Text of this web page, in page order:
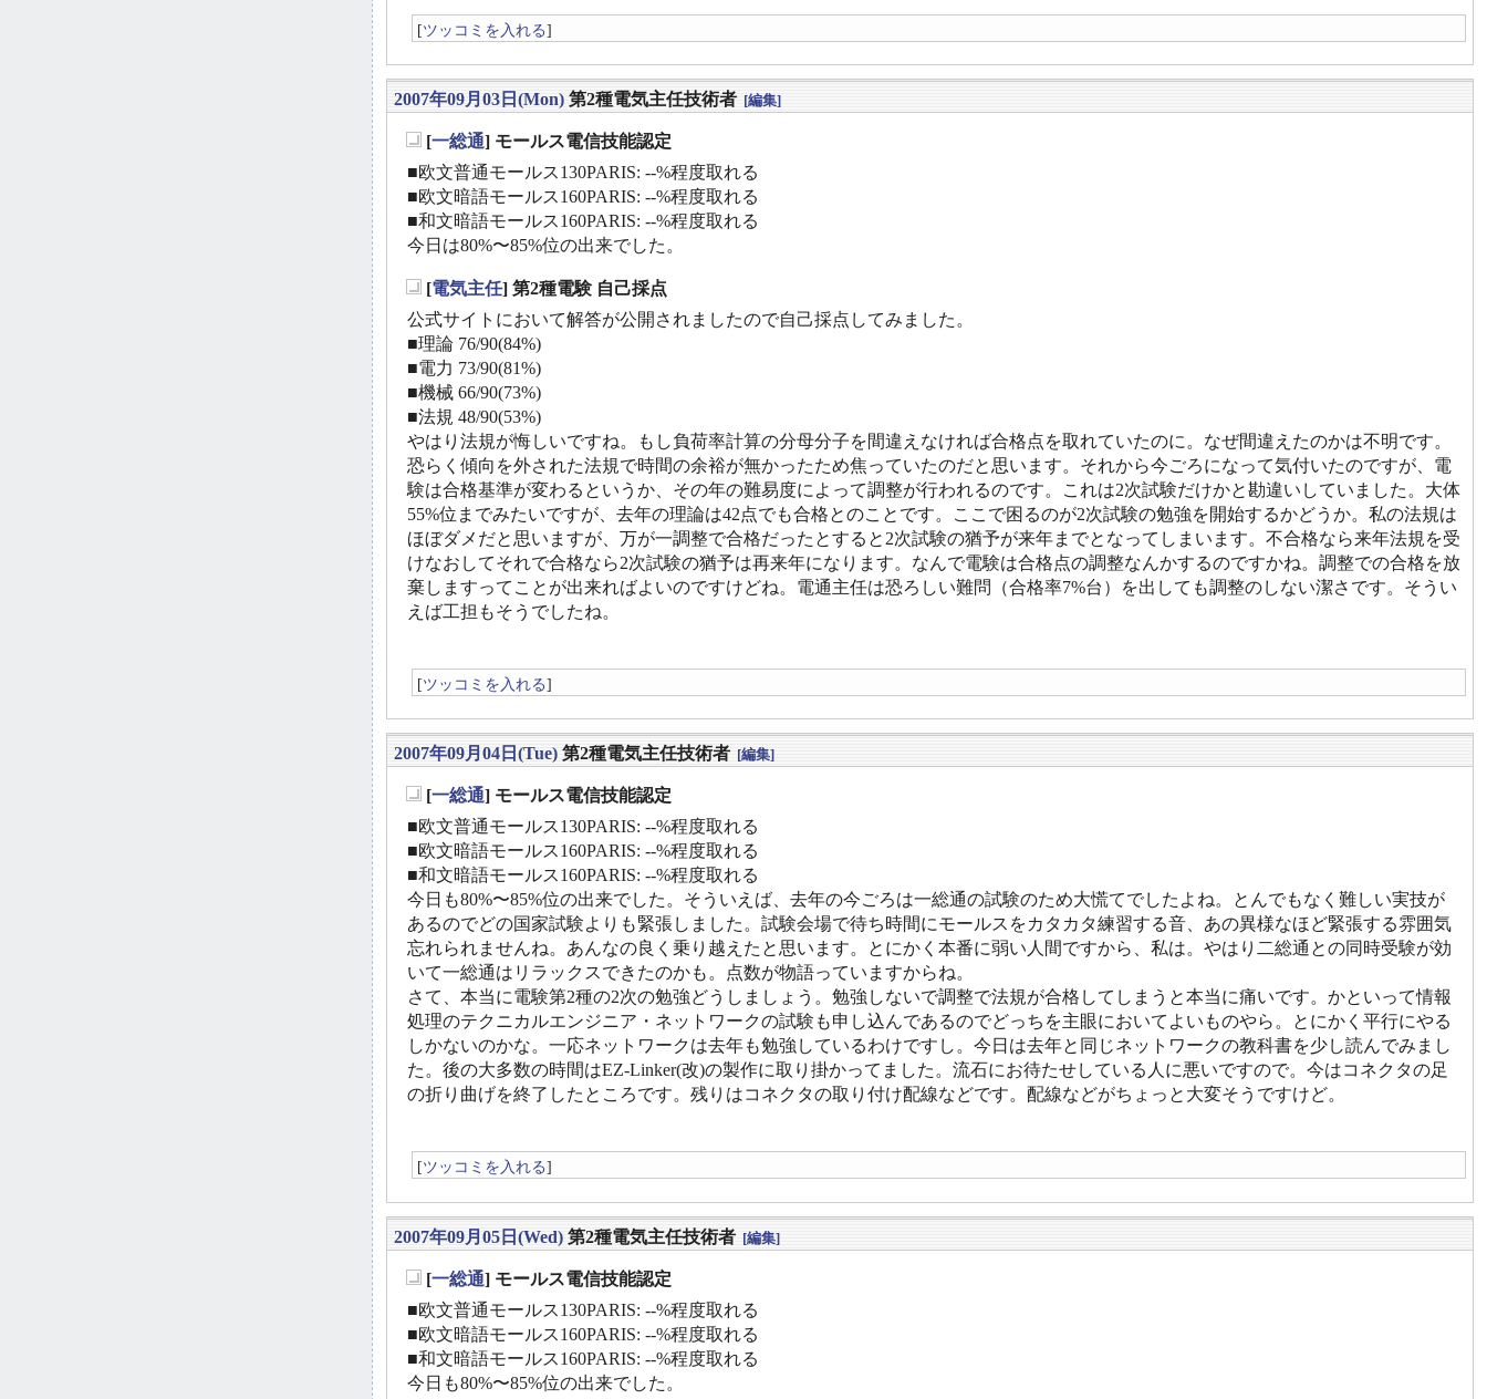
[ツッコミを入れる]
2007年09月03日(Mon) 第2種電気主任技術者 [編集]
[一総通] モールス電信技能認定
■欧文普通モールス130PARIS: --%程度取れる
■欧文暗語モールス160PARIS: --%程度取れる
■和文暗語モールス160PARIS: --%程度取れる
今日は80%〜85%位の出来でした。
[電気主任] 第2種電験 自己採点
公式サイトにおいて解答が公開されましたので自己採点してみました。
■理論 76/90(84%)
■電力 73/90(81%)
■機械 66/90(73%)
■法規 48/90(53%)
やはり法規が悔しいですね。もし負荷率計算の分母分子を間違えなければ合格点を取れていたのに。なぜ間違えたのかは不明です。
恐らく傾向を外された法規で時間の余裕が無かったため焦っていたのだと思います。それから今ごろになって気付いたのですが、電
験は合格基準が変わるというか、その年の難易度によって調整が行われるのです。これは2次試験だけかと勘違いしていました。大体
55%位までみたいですが、去年の理論は42点でも合格とのことです。ここで困るのが2次試験の勉強を開始するかどうか。私の法規は
ほぼダメだと思いますが、万が一調整で合格だったとすると2次試験の猶予が来年までとなってしまいます。不合格なら来年法規を受
けなおしてそれで合格なら2次試験の猶予は再来年になります。なんで電験は合格点の調整なんかするのですかね。調整での合格を放
棄しますってことが出来ればよいのですけどね。電通主任は恐ろしい難問（合格率7%台）を出しても調整のしない潔さです。そうい
えば工担もそうでしたね。
[ツッコミを入れる]
2007年09月04日(Tue) 第2種電気主任技術者 [編集]
[一総通] モールス電信技能認定
■欧文普通モールス130PARIS: --%程度取れる
■欧文暗語モールス160PARIS: --%程度取れる
■和文暗語モールス160PARIS: --%程度取れる
今日も80%〜85%位の出来でした。そういえば、去年の今ごろは一総通の試験のため大慌てでしたよね。とんでもなく難しい実技が
あるのでどの国家試験よりも緊張しました。試験会場で待ち時間にモールスをカタカタ練習する音、あの異様なほど緊張する雰囲気
忘れられませんね。あんなの良く乗り越えたと思います。とにかく本番に弱い人間ですから、私は。やはり二総通との同時受験が効
いて一総通はリラックスできたのかも。点数が物語っていますからね。
さて、本当に電験第2種の2次の勉強どうしましょう。勉強しないで調整で法規が合格してしまうと本当に痛いです。かといって情報
処理のテクニカルエンジニア・ネットワークの試験も申し込んであるのでどっちを主眼においてよいものやら。とにかく平行にやる
しかないのかな。一応ネットワークは去年も勉強しているわけですし。今日は去年と同じネットワークの教科書を少し読んでみまし
た。後の大多数の時間はEZ-Linker(改)の製作に取り掛かってました。流石にお待たせしている人に悪いですので。今はコネクタの足
の折り曲げを終了したところです。残りはコネクタの取り付け配線などです。配線などがちょっと大変そうですけど。
[ツッコミを入れる]
2007年09月05日(Wed) 第2種電気主任技術者 [編集]
[一総通] モールス電信技能認定
■欧文普通モールス130PARIS: --%程度取れる
■欧文暗語モールス160PARIS: --%程度取れる
■和文暗語モールス160PARIS: --%程度取れる
今日も80%〜85%位の出来でした。